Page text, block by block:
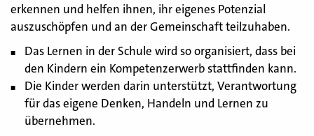
erkennen und helfen ihnen, ihr eigenes Potenzial
auszuschöpfen und an der Gemeinschaft teilzuhaben.
Das Lernen in der Schule wird so organisiert, dass bei
den Kindern ein Kompetenzerwerb stattfinden kann.
Die Kinder werden darin unterstützt, Verantwortung
für das eigene Denken, Handeln und Lernen zu
übernehmen.